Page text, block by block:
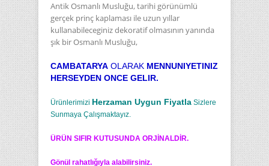
Antik Osmanlı Musluğu, tarihi görünümlü
gerçek prinç kaplaması ile uzun yıllar
kullanabileceginiz dekoratif olmasının yanında
şık bir Osmanlı Musluğu,
CAMBATARYA OLARAK MENNUNIYETINIZ
HERSEYDEN ONCE GELIR.
Ürünlerimizi Herzaman Uygun Fiyatla Sizlere
Sunmaya Çalışmaktayız.
ÜRÜN SIFIR KUTUSUNDA ORJİNALDİR.
Gönül rahatlığıyla alabilirsiniz.